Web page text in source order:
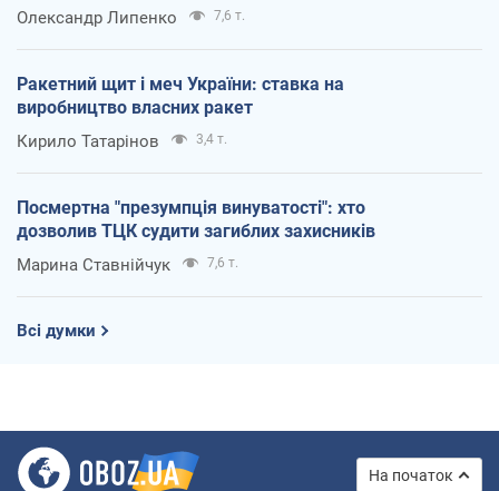
Олександр Липенко 7,6 т.
Ракетний щит і меч України: ставка на
виробництво власних ракет
Кирило Татарінов 3,4 т.
Посмертна "презумпція винуватості": хто
дозволив ТЦК судити загиблих захисників
Марина Ставнійчук 7,6 т.
Всі думки
На початок